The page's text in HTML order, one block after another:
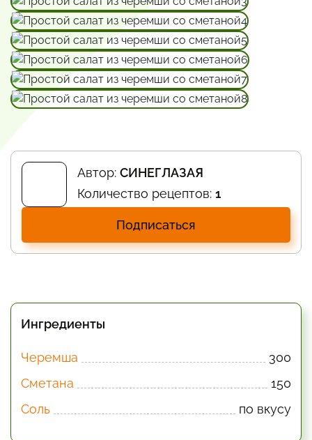
Автор: СИНЕГЛАЗАЯ
Количество рецептов: 1
Подписаться
Ингредиенты
Черемша
300
Сметана
150
Соль
по вкусу